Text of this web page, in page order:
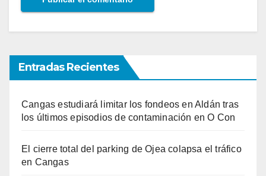
Entradas Recientes
Cangas estudiará limitar los fondeos en Aldán tras
los últimos episodios de contaminación en O Con
El cierre total del parking de Ojea colapsa el tráfico
en Cangas